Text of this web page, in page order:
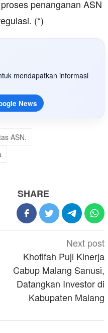
penanganan ASN
(*)
mendapatkan informasi
News
ASN.
SHARE
Next post
Khofifah Puji Kinerja
Cabup Malang Sanusi,
Datangkan Investor di
Kabupaten Malang